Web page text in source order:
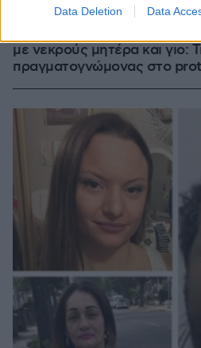
Data Deletion Data
με νεκρούς μητέρα και γιο:
πραγματογνώμονας στο
08.08.2026, 08:36